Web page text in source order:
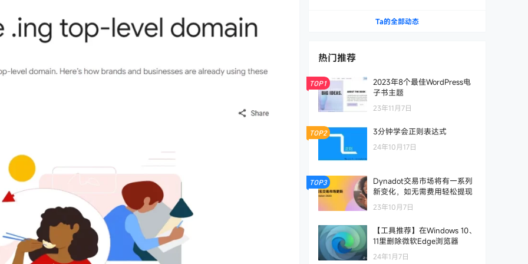
Ta的全部动态
热门推荐
TOP1
2023年8个最佳WordPress电
子书主题
23年11月7日
TOP2 3分钟学会正则表达式
24年10月17日
TOP3
Dynadot交易市场将有一系列
新变化，如无需费用轻松提现
23年10月7日
【工具推荐】在Windows 10、
11里删除微软Edge浏览器
24年1月7日